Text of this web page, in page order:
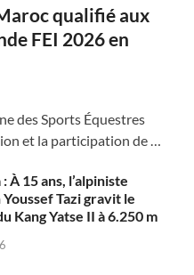
qualifié aux
FEI 2026 en
des Sports Équestres
et la participation de …
À 15 ans, l’alpiniste
Tazi gravit le
Kang Yatse II à 6.250 m